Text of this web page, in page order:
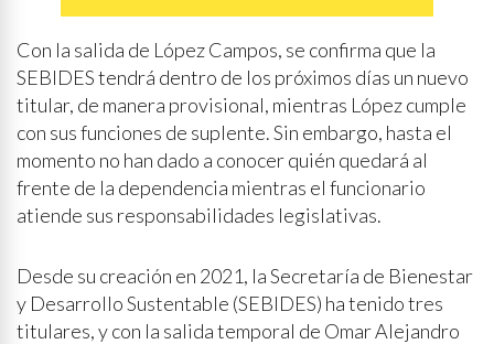
Con la salida de López Campos, se confirma que la
SEBIDES tendrá dentro de los próximos días un nuevo
titular, de manera provisional, mientras López cumple
con sus funciones de suplente. Sin embargo, hasta el
momento no han dado a conocer quién quedará al
frente de la dependencia mientras el funcionario
atiende sus responsabilidades legislativas.
Desde su creación en 2021, la Secretaría de Bienestar
y Desarrollo Sustentable (SEBIDES) ha tenido tres
titulares, y con la salida temporal de Omar Alejandro